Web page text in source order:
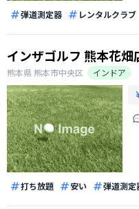
弾道測定器 レンタルクラブ
インザゴルフ 熊本花畑
熊本県 熊本市中央区
インドア
打ち放題 安い 弾道測定